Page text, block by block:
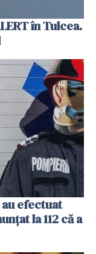
în Tulcea.
efectuat
la 112 că a